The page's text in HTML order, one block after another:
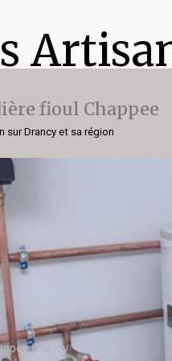
fioul Chappee
sur Drancy et sa région
Drancy